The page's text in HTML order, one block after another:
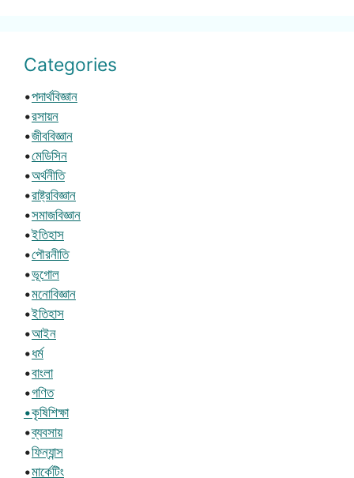
Categories
•পদার্থবিজ্ঞান
•রসায়ন
•জীববিজ্ঞান
•মেডিসিন
•অর্থনীতি
•রাষ্ট্রবিজ্ঞান
•সমাজবিজ্ঞান
•ইতিহাস
•পৌরনীতি
•ভূগোল
•মনোবিজ্ঞান
•ইতিহাস
•আইন
•ধর্ম
•বাংলা
•গণিত
•কৃষিশিক্ষা
•ব্যবসায়
•ফিন্যান্স
•মার্কেটিং